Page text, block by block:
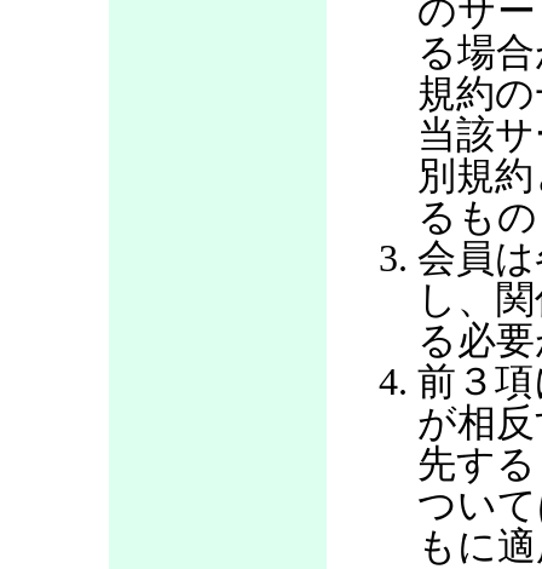
のサ
る場
規約
当該
別規
るも
会員
し、
る必
前３
が相
先す
つい
もに